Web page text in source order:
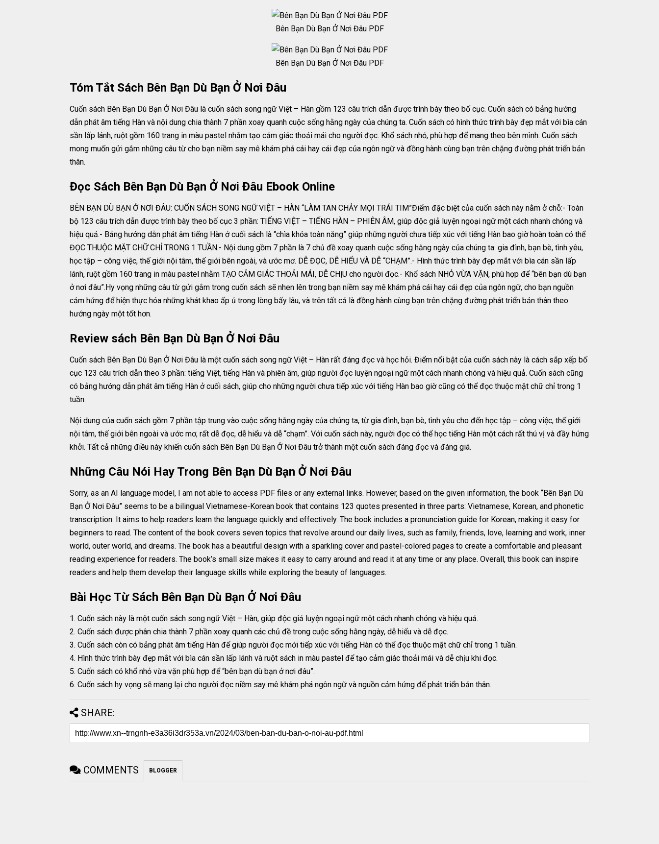
Bên Bạn Dù Bạn Ở Nơi Đâu PDF
Bên Bạn Dù Bạn Ở Nơi Đâu PDF
Tóm Tắt Sách Bên Bạn Dù Bạn Ở Nơi Đâu
Cuốn sách Bên Bạn Dù Bạn Ở Nơi Đâu là cuốn sách song ngữ Việt – Hàn gồm 123 câu trích dẫn được trình bày theo bố cục. Cuốn sách có bảng hướng
dẫn phát âm tiếng Hàn và nội dung chia thành 7 phần xoay quanh cuộc sống hằng ngày của chúng ta. Cuốn sách có hình thức trình bày đẹp mắt với bìa cán
sần lấp lánh, ruột gồm 160 trang in màu pastel nhằm tạo cảm giác thoải mái cho người đọc. Khổ sách nhỏ, phù hợp để mang theo bên mình. Cuốn sách
mong muốn gửi gắm những câu từ cho bạn niềm say mê khám phá cái hay cái đẹp của ngôn ngữ và đồng hành cùng bạn trên chặng đường phát triển bản
thân.
Đọc Sách Bên Bạn Dù Bạn Ở Nơi Đâu Ebook Online
BÊN BẠN DÙ BẠN Ở NƠI ĐÂU: CUỐN SÁCH SONG NGỮ VIỆT – HÀN “LÀM TAN CHẢY MỌI TRÁI TIM”Điểm đặc biệt của cuốn sách này nằm ở chỗ:- Toàn
bộ 123 câu trích dẫn được trình bày theo bố cục 3 phần: TIẾNG VIỆT – TIẾNG HÀN – PHIÊN ÂM, giúp độc giả luyện ngoại ngữ một cách nhanh chóng và
hiệu quả.- Bảng hướng dẫn phát âm tiếng Hàn ở cuối sách là “chìa khóa toàn năng” giúp những người chưa tiếp xúc với tiếng Hàn bao giờ hoàn toàn có thể
ĐỌC THUỘC MẶT CHỮ CHỈ TRONG 1 TUẦN.- Nội dung gồm 7 phần là 7 chủ đề xoay quanh cuộc sống hằng ngày của chúng ta: gia đình, bạn bè, tình yêu,
học tập – công việc, thế giới nội tâm, thế giới bên ngoài, và ước mơ. DỄ ĐỌC, DỄ HIỂU VÀ DỄ “CHẠM”.- Hình thức trình bày đẹp mắt với bìa cán sần lấp
lánh, ruột gồm 160 trang in màu pastel nhằm TẠO CẢM GIÁC THOẢI MÁI, DỄ CHỊU cho người đọc.- Khổ sách NHỎ VỪA VẶN, phù hợp để “bên bạn dù bạn
ở nơi đâu”.Hy vọng những câu từ gửi gắm trong cuốn sách sẽ nhen lên trong bạn niềm say mê khám phá cái hay cái đẹp của ngôn ngữ, cho bạn nguồn
cảm hứng để hiện thực hóa những khát khao ấp ủ trong lòng bấy lâu, và trên tất cả là đồng hành cùng bạn trên chặng đường phát triển bản thân theo
hướng ngày một tốt hơn.
Review sách Bên Bạn Dù Bạn Ở Nơi Đâu
Cuốn sách Bên Bạn Dù Bạn Ở Nơi Đâu là một cuốn sách song ngữ Việt – Hàn rất đáng đọc và học hỏi. Điểm nổi bật của cuốn sách này là cách sắp xếp bố
cục 123 câu trích dẫn theo 3 phần: tiếng Việt, tiếng Hàn và phiên âm, giúp người đọc luyện ngoại ngữ một cách nhanh chóng và hiệu quả. Cuốn sách cũng
có bảng hướng dẫn phát âm tiếng Hàn ở cuối sách, giúp cho những người chưa tiếp xúc với tiếng Hàn bao giờ cũng có thể đọc thuộc mặt chữ chỉ trong 1
tuần.
Nội dung của cuốn sách gồm 7 phần tập trung vào cuộc sống hằng ngày của chúng ta, từ gia đình, bạn bè, tình yêu cho đến học tập – công việc, thế giới
nội tâm, thế giới bên ngoài và ước mơ, rất dễ đọc, dễ hiểu và dễ “chạm”. Với cuốn sách này, người đọc có thể học tiếng Hàn một cách rất thú vị và đầy hứng
khởi. Tất cả những điều này khiến cuốn sách Bên Bạn Dù Bạn Ở Nơi Đâu trở thành một cuốn sách đáng đọc và đáng giá.
Những Câu Nói Hay Trong Bên Bạn Dù Bạn Ở Nơi Đâu
Sorry, as an AI language model, I am not able to access PDF files or any external links. However, based on the given information, the book “Bên Bạn Dù
Bạn Ở Nơi Đâu” seems to be a bilingual Vietnamese-Korean book that contains 123 quotes presented in three parts: Vietnamese, Korean, and phonetic
transcription. It aims to help readers learn the language quickly and effectively. The book includes a pronunciation guide for Korean, making it easy for
beginners to read. The content of the book covers seven topics that revolve around our daily lives, such as family, friends, love, learning and work, inner
world, outer world, and dreams. The book has a beautiful design with a sparkling cover and pastel-colored pages to create a comfortable and pleasant
reading experience for readers. The book’s small size makes it easy to carry around and read it at any time or any place. Overall, this book can inspire
readers and help them develop their language skills while exploring the beauty of languages.
Bài Học Từ Sách Bên Bạn Dù Bạn Ở Nơi Đâu
1. Cuốn sách này là một cuốn sách song ngữ Việt – Hàn, giúp độc giả luyện ngoại ngữ một cách nhanh chóng và hiệu quả.
2. Cuốn sách được phân chia thành 7 phần xoay quanh các chủ đề trong cuộc sống hằng ngày, dễ hiểu và dễ đọc.
3. Cuốn sách còn có bảng phát âm tiếng Hàn để giúp người đọc mới tiếp xúc với tiếng Hàn có thể đọc thuộc mặt chữ chỉ trong 1 tuần.
4. Hình thức trình bày đẹp mắt với bìa cán sần lấp lánh và ruột sách in màu pastel để tạo cảm giác thoải mái và dễ chịu khi đọc.
5. Cuốn sách có khổ nhỏ vừa vặn phù hợp để “bên bạn dù bạn ở nơi đâu”.
6. Cuốn sách hy vọng sẽ mang lại cho người đọc niềm say mê khám phá ngôn ngữ và nguồn cảm hứng để phát triển bản thân.
SHARE:
COMMENTS BLOGGER